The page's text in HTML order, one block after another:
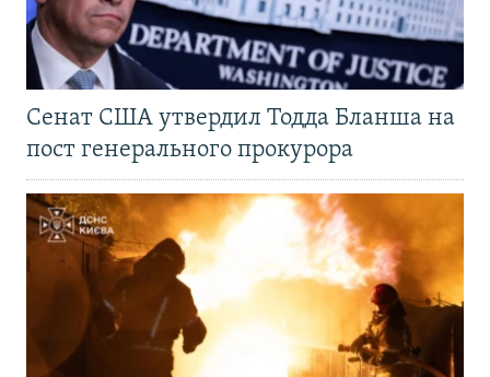
Сенат США утвердил Тодда Бланша на
пост генерального прокурора